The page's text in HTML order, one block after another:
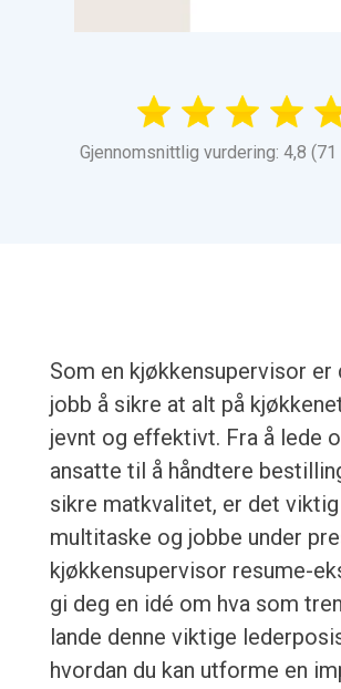
Gjennomsnittlig vurdering: 4,8
Som en kjøkkensupervisor er
jobb å sikre at alt på
jevnt og effektivt. Fra å lede
ansatte til å håndtere
sikre matkvalitet, er det viktig
multitaske og jobbe under
kjøkkensupervisor resume-
gi deg en idé om hva som
lande denne viktige
hvordan du kan utforme en